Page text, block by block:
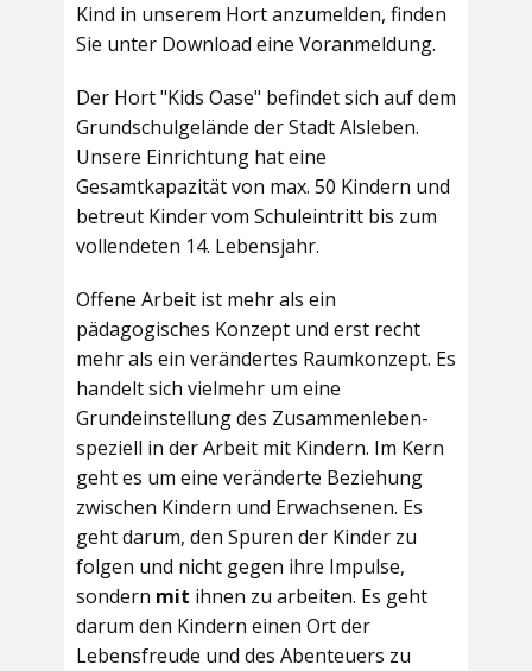
Kind in unserem Hort anzumelden, finden
Sie unter Download eine Voranmeldung.
Der Hort "Kids Oase" befindet sich auf dem
Grundschulgelände der Stadt Alsleben.
Unsere Einrichtung hat eine
Gesamtkapazität von max. 50 Kindern und
betreut Kinder vom Schuleintritt bis zum
vollendeten 14. Lebensjahr.
Offene Arbeit ist mehr als ein
pädagogisches Konzept und erst recht
mehr als ein verändertes Raumkonzept. Es
handelt sich vielmehr um eine
Grundeinstellung des Zusammenleben-
speziell in der Arbeit mit Kindern. Im Kern
geht es um eine veränderte Beziehung
zwischen Kindern und Erwachsenen. Es
geht darum, den Spuren der Kinder zu
folgen und nicht gegen ihre Impulse,
sondern mit ihnen zu arbeiten. Es geht
darum den Kindern einen Ort der
Lebensfreude und des Abenteuers zu